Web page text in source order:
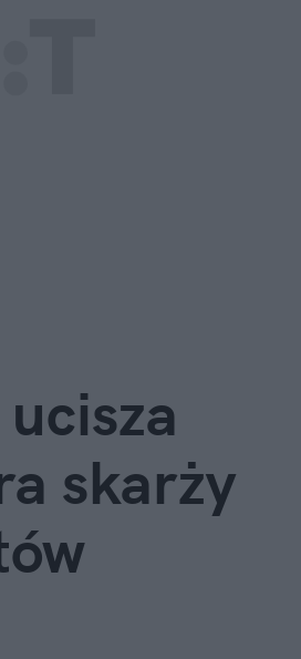
skarży